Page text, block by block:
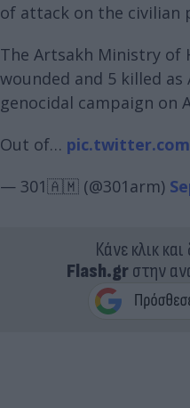
of attack on the civilian
The Artsakh Ministry of
wounded and 5 killed
genocidal campaign on
Out of…
— 301🇦🇲 (@301arm)
Κάνε κλικ
Flash.grστην